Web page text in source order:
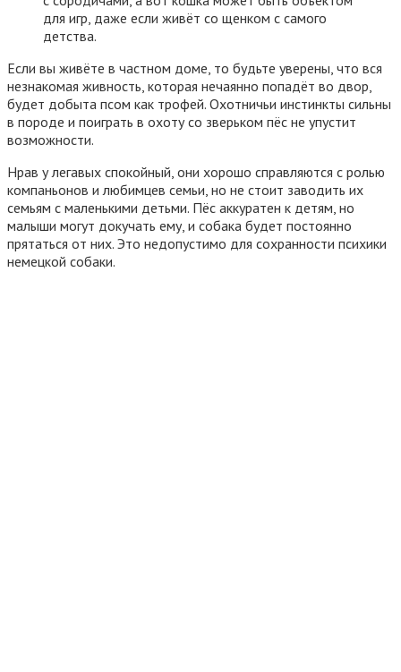
для игр, даже если живёт со щенком с самого
детства.
Если вы живёте в частном доме, то будьте уверены, что вся
незнакомая живность, которая нечаянно попадёт во двор,
будет добыта псом как трофей. Охотничьи инстинкты сильны
в породе и поиграть в охоту со зверьком пёс не упустит
возможности.
Нрав у легавых спокойный, они хорошо справляются с ролью
компаньонов и любимцев семьи, но не стоит заводить их
семьям с маленькими детьми. Пёс аккуратен к детям, но
малыши могут докучать ему, и собака будет постоянно
прятаться от них. Это недопустимо для сохранности психики
немецкой собаки.